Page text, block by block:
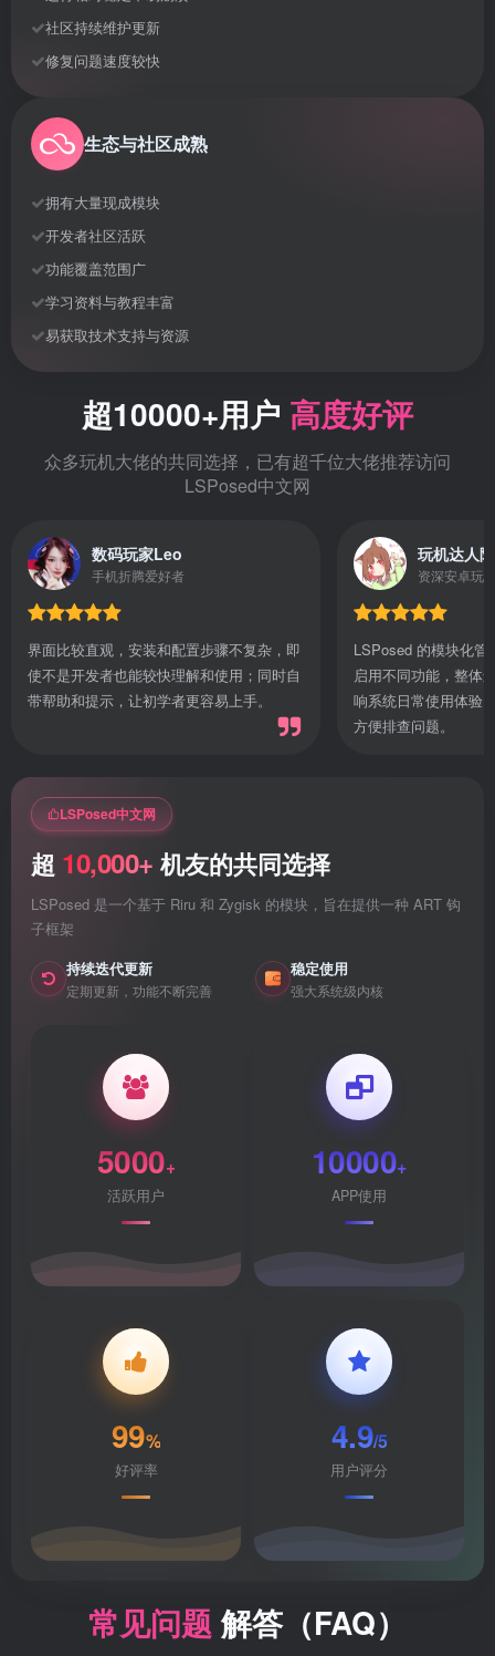
社区持续维护更新
修复问题速度较快
生态与社区成熟
拥有大量现成模块
开发者社区活跃
功能覆盖范围广
学习资料与教程丰富
易获取技术支持与资源
超10000+用户 高度好评
众多玩机大佬的共同选择，已有超千位大佬推荐访问
LSPosed中文网
数码玩家Leo
手机折腾爱好者
界面比较直观，安装和配置步骤不复杂，即
使不是开发者也能较快理解和使用；同时自
带帮助和提示，让初学者更容易上手。
玩机达人
资深安卓玩
LSPosed 的模块化管
启用不同功能，整体
响系统日常使用体验
方便排查问题。
LSPosed中文网
超 10,000+ 机友的共同选择
LSPosed 是一个基于 Riru 和 Zygisk 的模块，旨在提供一种 ART 钩
子框架
持续迭代更新
定期更新，功能不断完善
稳定使用
强大系统级内核
5000+
活跃用户
10000+
APP使用
99%
好评率
4.9/5
用户评分
常见问题解答（FAQ）